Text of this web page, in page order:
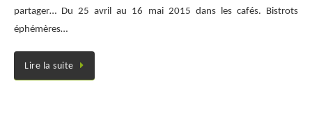
partager… Du 25 avril au 16 mai 2015 dans les cafés. Bistrots
éphémères…
Lire la suite